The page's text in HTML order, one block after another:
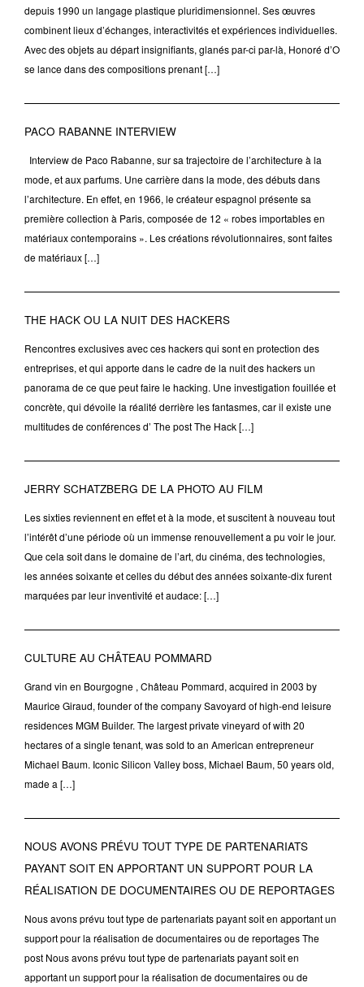
depuis 1990 un langage plastique pluridimensionnel. Ses œuvres
combinent lieux d’échanges, interactivités et expériences individuelles.
Avec des objets au départ insignifiants, glanés par-ci par-là, Honoré d’O
se lance dans des compositions prenant […]
PACO RABANNE INTERVIEW
Interview de Paco Rabanne, sur sa trajectoire de l’architecture à la
mode, et aux parfums. Une carrière dans la mode, des débuts dans
l’architecture. En effet, en 1966, le créateur espagnol présente sa
première collection à Paris, composée de 12 « robes importables en
matériaux contemporains ». Les créations révolutionnaires, sont faites
de matériaux […]
THE HACK OU LA NUIT DES HACKERS
Rencontres exclusives avec ces hackers qui sont en protection des
entreprises, et qui apporte dans le cadre de la nuit des hackers un
panorama de ce que peut faire le hacking. Une investigation fouillée et
concrète, qui dévoile la réalité derrière les fantasmes, car il existe une
multitudes de conférences d’ The post The Hack […]
JERRY SCHATZBERG DE LA PHOTO AU FILM
Les sixties reviennent en effet et à la mode, et suscitent à nouveau tout
l’intérêt d’une période où un immense renouvellement a pu voir le jour.
Que cela soit dans le domaine de l’art, du cinéma, des technologies,
les années soixante et celles du début des années soixante-dix furent
marquées par leur inventivité et audace: […]
CULTURE AU CHÂTEAU POMMARD
Grand vin en Bourgogne , Château Pommard, acquired in 2003 by
Maurice Giraud, founder of the company Savoyard of high-end leisure
residences MGM Builder. The largest private vineyard of with 20
hectares of a single tenant, was sold to an American entrepreneur
Michael Baum. Iconic Silicon Valley boss, Michael Baum, 50 years old,
made a […]
NOUS AVONS PRÉVU TOUT TYPE DE PARTENARIATS
PAYANT SOIT EN APPORTANT UN SUPPORT POUR LA
RÉALISATION DE DOCUMENTAIRES OU DE REPORTAGES
Nous avons prévu tout type de partenariats payant soit en apportant un
support pour la réalisation de documentaires ou de reportages The
post Nous avons prévu tout type de partenariats payant soit en
apportant un support pour la réalisation de documentaires ou de